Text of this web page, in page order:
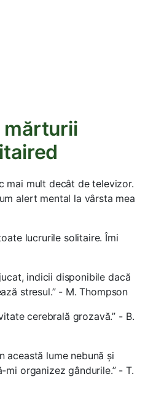
mărturii
mai mult decât de televizor.
alert mental la vârsta mea
lucrurile solitaire. Îmi
indicii disponibile dacă
stresul.” - M. Thompson
cerebrală grozavă.” - B.
această lume nebună și
organizez gândurile.” - T.